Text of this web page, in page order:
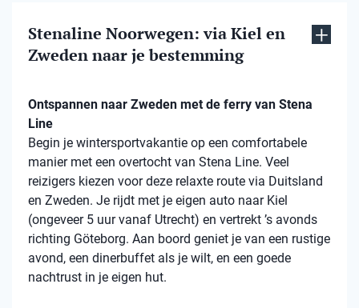
Stenaline Noorwegen: via Kiel en
Zweden naar je bestemming
Ontspannen naar Zweden met de ferry van Stena
Line
Begin je wintersportvakantie op een comfortabele
manier met een overtocht van Stena Line. Veel
reizigers kiezen voor deze relaxte route via Duitsland
en Zweden. Je rijdt met je eigen auto naar Kiel
(ongeveer 5 uur vanaf Utrecht) en vertrekt ’s avonds
richting Göteborg. Aan boord geniet je van een rustige
avond, een dinerbuffet als je wilt, en een goede
nachtrust in je eigen hut.